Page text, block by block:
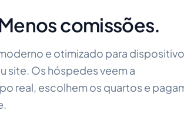
comissões.
e otimizado para
site. Os hóspedes veem a
real, escolhem os quartos e